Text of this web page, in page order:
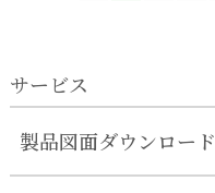
サービス
製品図面ダウンロード